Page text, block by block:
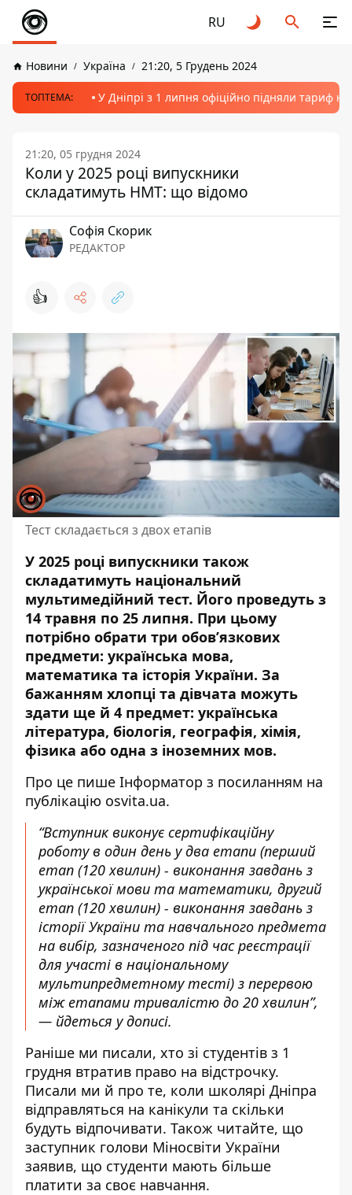
RU
Новини Україна 21:20, 5 Грудень 2024
ТОПТЕМА: У Дніпрі з 1 липня офіційно підняли тариф
21:20, 05 грудня 2024
Коли у 2025 році випускники
складатимуть НМТ: що відомо
Софія Скорик
РЕДАКТОР
👍
Тест складається з двох етапів
У 2025 році випускники також
складатимуть національний
мультимедійний тест. Його проведуть з
14 травня по 25 липня. При цьому
потрібно обрати три обов’язкових
предмети: українська мова,
математика та історія України. За
бажанням хлопці та дівчата можуть
здати ще й 4 предмет: українська
література, біологія, географія, хімія,
фізика або одна з іноземних мов.
Про це пише Інформатор з посиланням на
публікацію osvita.ua.
“Вступник виконує сертифікаційну
роботу в один день у два етапи (перший
етап (120 хвилин) - виконання завдань з
української мови та математики, другий
етап (120 хвилин) - виконання завдань з
історії України та навчального предмета
на вибір, зазначеного під час реєстрації
для участі в національному
мультипредметному тесті) з перервою
між етапами тривалістю до 20 хвилин”,
— йдеться у дописі.
Раніше ми писали, хто зі студентів з 1
грудня втратив право на відстрочку.
Писали ми й про те, коли школярі Дніпра
відправляться на канікули та скільки
будуть відпочивати. Також читайте, що
заступник голови Міносвіти України
заявив, що студенти мають більше
платити за своє навчання.